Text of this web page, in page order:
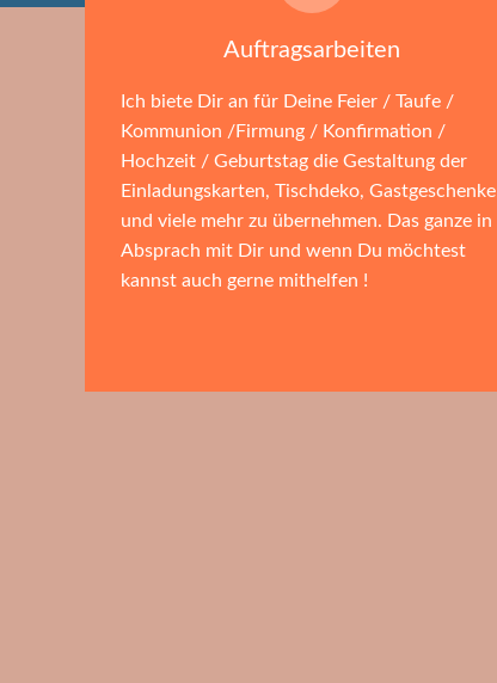
Auftragsarbeiten
Ich biete Dir an für Deine Feier / Taufe /
Kommunion /Firmung / Konfirmation /
Hochzeit / Geburtstag die Gestaltung der
Einladungskarten, Tischdeko, Gastgeschenke
und viele mehr zu übernehmen. Das ganze in
Absprach mit Dir und wenn Du möchtest
kannst auch gerne mithelfen !